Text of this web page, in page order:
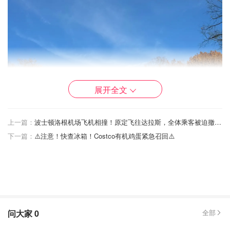
展开全文
上一篇：
波士顿洛根机场飞机相撞！原定飞往达拉斯，全体乘客被迫撤离...
下一篇： ⚠️注意！快查冰箱！Costco有机鸡蛋紧急召回⚠️
问大家0 全部